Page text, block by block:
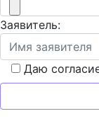
Заявитель:
Даю